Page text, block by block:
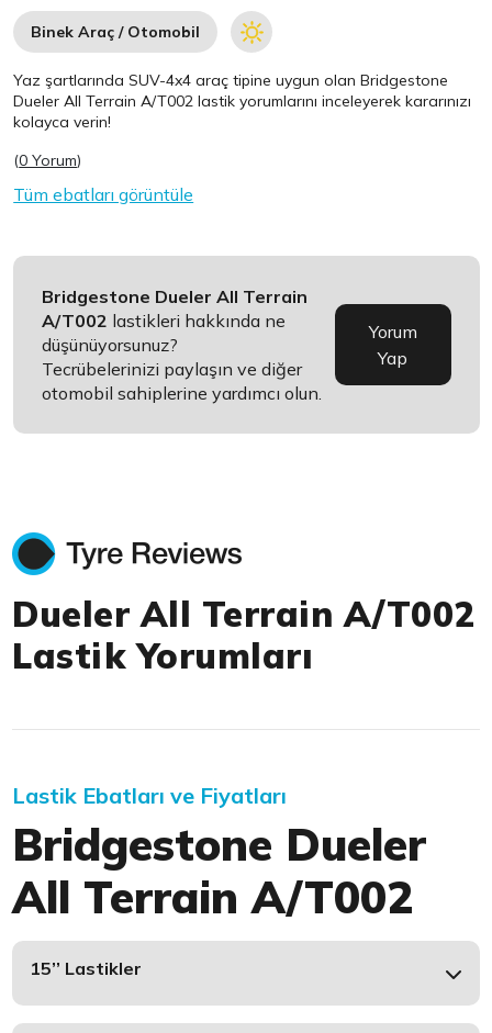
Binek Araç / Otomobil
Yaz şartlarında SUV-4x4 araç tipine uygun olanBridgestone
Dueler All Terrain A/T002 lastik yorumlarını inceleyerek kararınızı
kolayca verin!
(0 Yorum)
Tüm ebatları görüntüle
Bridgestone Dueler All Terrain
A/T002 lastikleri hakkında ne
düşünüyorsunuz?
Tecrübelerinizi paylaşın ve diğer
otomobil sahiplerine yardımcı olun.
Yorum
Yap
Dueler All Terrain A/T002
Lastik Yorumları
Lastik Ebatları ve Fiyatları
Bridgestone Dueler
All Terrain A/T002
15’’ Lastikler